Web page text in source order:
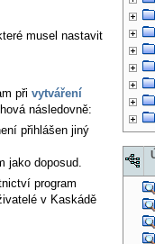
musel nastavit
při vytváření
následovně:
přihlášen jiný
jako doposud.
program
v Kaskádě